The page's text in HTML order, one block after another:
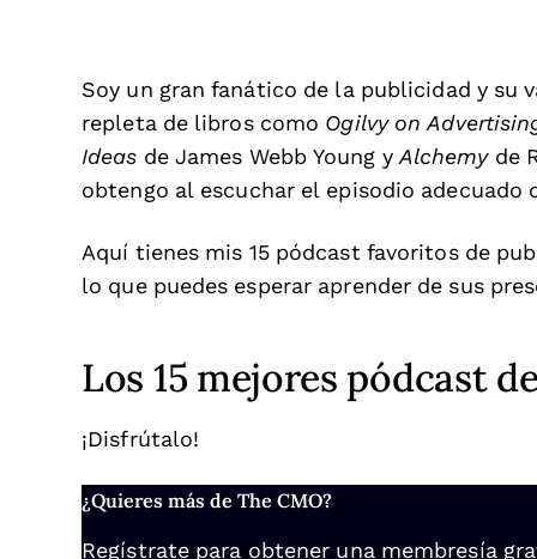
Soy un gran fanático de la publicidad y su
repleta de libros como Ogilvy on
Ideas de James Webb Young yAlchemyde
obtengo al escuchar el episodio adecuado
Aquí tienes mis 15 pódcast favoritos de
lo que puedes esperar aprender de sus
Los 15 mejores pódcast
¡Disfrútalo!
¿Quieres más de The CMO?
Regístrate para obtener una membresía